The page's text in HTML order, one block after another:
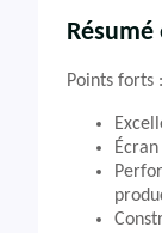
Points forts :